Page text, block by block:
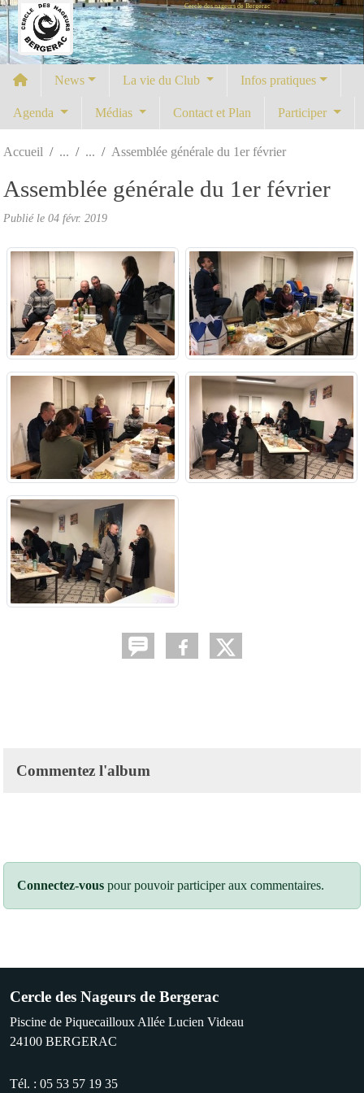
Cercle des nageurs de Bergerac
News La vie du Club Infos pratiques
Agenda Médias Contact et Plan Participer
Accueil Assemblée générale du 1er février
Assemblée générale du 1er février
Publié le 04 févr. 2019
Commentez l'album
Connectez-vous pour pouvoir participer aux commentaires.
Cercle des Nageurs de Bergerac
Piscine de Piquecailloux Allée Lucien Videau
24100 BERGERAC
Tél. : 05 53 57 19 35
Panneau de gestion des cookies